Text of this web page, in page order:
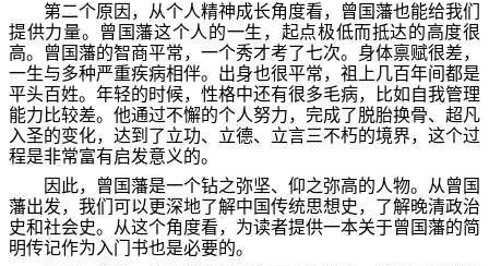
第二个原因，从个人精神成长角度看，曾国藩也能给我们
提供力量。曾国藩这个人的一生，起点极低而抵达的高度很
高。曾国藩的智商平常，一个秀才考了七次。身体禀赋很差，
一生与多种严重疾病相伴。出身也很平常，祖上几百年间都是
平头百姓。年轻的时候，性格中还有很多毛病，比如自我管理
能力比较差。他通过不懈的个人努力，完成了脱胎换骨、超凡
入圣的变化，达到了立功、立德、立言三不朽的境界，这个过
程是非常富有启发意义的。
因此，曾国藩是一个钻之弥坚、仰之弥高的人物。从曾国
藩出发，我们可以更深地了解中国传统思想史，了解晚清政治
史和社会史。从这个角度看，为读者提供一本关于曾国藩的简
明传记作为入门书也是必要的。